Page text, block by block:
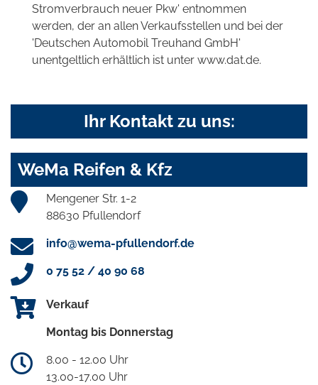
Stromverbrauch neuer Pkw' entnommen
werden, der an allen Verkaufsstellen und bei der
'Deutschen Automobil Treuhand GmbH'
unentgeltlich erhältlich ist unter www.dat.de.
Ihr Kontakt zu uns:
WeMa Reifen & Kfz
Mengener Str. 1-2
88630 Pfullendorf
info@wema-pfullendorf.de
0 75 52 / 40 90 68
Verkauf
Montag bis Donnerstag
8.00 - 12.00 Uhr
13.00-17.00 Uhr